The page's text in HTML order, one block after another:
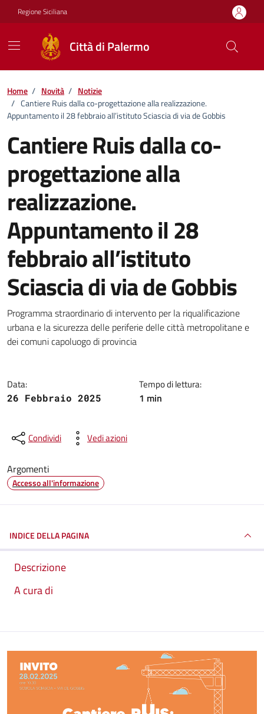
Vai ai contenuti
Vai al footer
Regione Siciliana
Città di Palermo
Home / Novità / Notizie
/ Cantiere Ruis dalla co-progettazione alla realizzazione.
Appuntamento il 28 febbraio all’istituto Sciascia di via de Gobbis
Cantiere Ruis dalla co-
progettazione alla
realizzazione.
Appuntamento il 28
febbraio all’istituto
Sciascia di via de Gobbis
Dettagli della notizia
Programma straordinario di intervento per la riqualificazione
urbana e la sicurezza delle periferie delle città metropolitane e
dei comuni capoluogo di provincia
Data:
26 Febbraio 2025
Tempo di lettura:
1 min
Condividi Vedi azioni
Argomenti
Accesso all'informazione
INDICE DELLA PAGINA
Descrizione
A cura di